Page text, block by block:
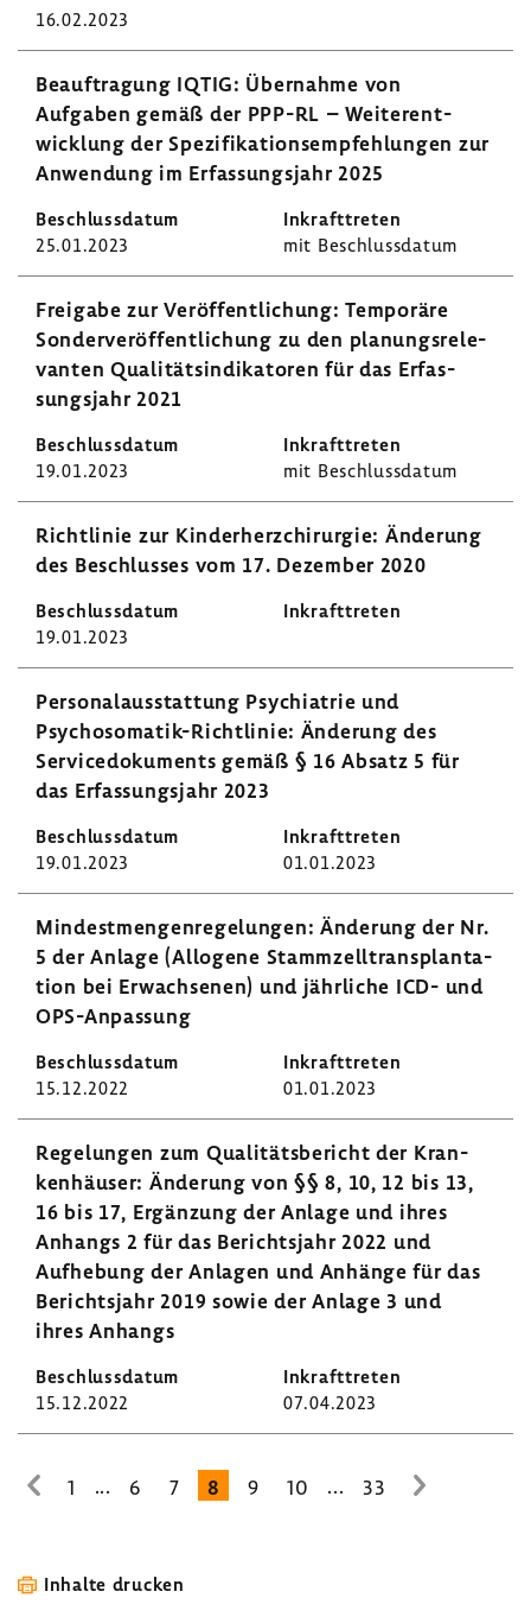
16.02.2023
Beauf­tra­gung IQTIG: Über­nahme von
Aufgaben gemäß der PPP-RL – Weiter­ent­
wick­lung der Spezi­fi­ka­ti­ons­emp­feh­lungen zur
Anwen­dung im Erfas­sungs­jahr 2025
25.01.2023 mit Beschluss­datum
Frei­gabe zur Veröf­fent­li­chung: Tempo­räre
Sonder­ver­öf­fent­li­chung zu den planungs­re­le­
vanten Quali­täts­in­di­ka­toren für das Erfas­
sungs­jahr 2021
19.01.2023 mit Beschluss­datum
Richt­linie zur Kinder­herz­chir­urgie: Ände­rung
des Beschlusses vom 17. Dezember 2020
19.01.2023
Perso­nal­aus­stat­tung Psych­ia­trie und
Psychosomatik-​Richtlinie: Ände­rung des
Servi­ce­do­ku­ments gemäß § 16 Absatz 5 für
das Erfas­sungs­jahr 2023
19.01.2023 01.01.2023
Mindest­men­gen­re­ge­lungen: Ände­rung der Nr.
5 der Anlage (Allo­gene Stamm­zell­trans­plan­ta­
tion bei Erwach­senen) und jähr­liche ICD- und
OPS-​Anpassung
15.12.2022 01.01.2023
Rege­lungen zum Quali­täts­be­richt der Kran­
ken­häuser: Ände­rung von §§ 8, 10, 12 bis 13,
16 bis 17, Ergän­zung der Anlage und ihres
Anhangs 2 für das Berichts­jahr 2022 und
Aufhe­bung der Anlagen und Anhänge für das
Berichts­jahr 2019 sowie der Anlage 3 und
ihres Anhangs
15.12.2022 07.04.2023
zur
Seite
1 ... 6 7 8 9 10 ... 33
zur
Inhalte drucken